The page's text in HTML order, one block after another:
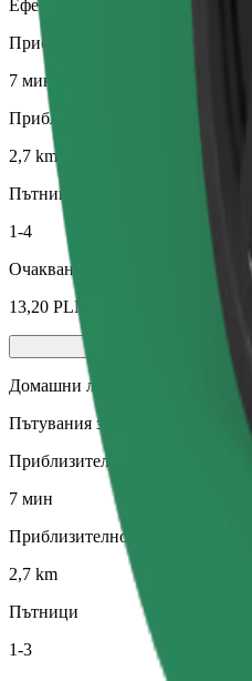
Ефективни пътувания с
Приблизително време за
7 мин
Приблизително разстояние
2,7 km
Пътници
1-4
Очаквана цена
13,20 PLN
Домашни любимци
Пътувания за теб и домашния
Приблизително време за
7 мин
Приблизително разстояние
2,7 km
Пътници
1-3